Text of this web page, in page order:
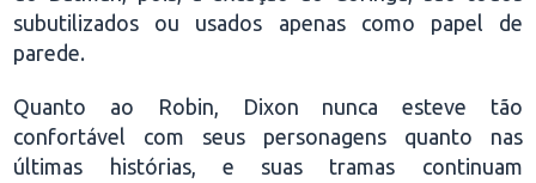
subutilizados ou usados apenas como papel de
parede.
Quanto ao Robin, Dixon nunca esteve tão
confortável com seus personagens quanto nas
últimas histórias, e suas tramas continuam